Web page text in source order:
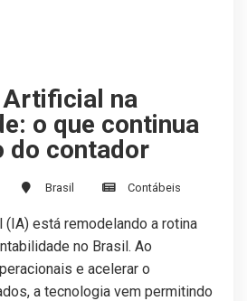
na
o que continua
do contador
Brasil Contábeis
está remodelando a rotina
no Brasil. Ao
e acelerar o
a tecnologia vem permitindo